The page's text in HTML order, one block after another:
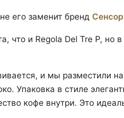
его заменит бренд
что и Regola Del Tre P, но
и мы разместили
Упаковка в стиле
кофе внутри. Это